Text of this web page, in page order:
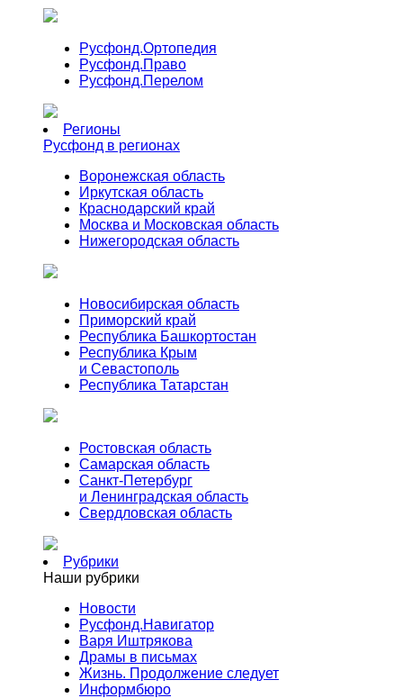
Русфонд.Ортопедия
Русфонд.Право
Русфонд.Перелом
Регионы
Русфонд в регионах
Воронежская область
Иркутская область
Краснодарский край
Москва и Московская область
Нижегородская область
Новосибирская область
Приморский край
Республика Башкортостан
Республика Крым
и Севастополь
Республика Татарстан
Ростовская область
Самарская область
Санкт-Петербург
и Ленинградская область
Свердловская область
Рубрики
Наши рубрики
Новости
Русфонд.Навигатор
Варя Иштрякова
Драмы в письмах
Жизнь. Продолжение следует
Информбюро